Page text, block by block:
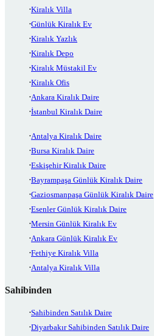
Kiralık Villa
Günlük Kiralık Ev
Kiralık Yazlık
Kiralık Depo
Kiralık Müstakil Ev
Kiralık Ofis
Ankara Kiralık Daire
İstanbul Kiralık Daire
Antalya Kiralık Daire
Bursa Kiralık Daire
Eskişehir Kiralık Daire
Bayrampaşa Günlük Kiralık Daire
Gaziosmanpaşa Günlük Kiralık Daire
Esenler Günlük Kiralık Daire
Mersin Günlük Kiralık Ev
Ankara Günlük Kiralık Ev
Fethiye Kiralık Villa
Antalya Kiralık Villa
Sahibinden
Sahibinden Satılık Daire
Diyarbakır Sahibinden Satılık Daire